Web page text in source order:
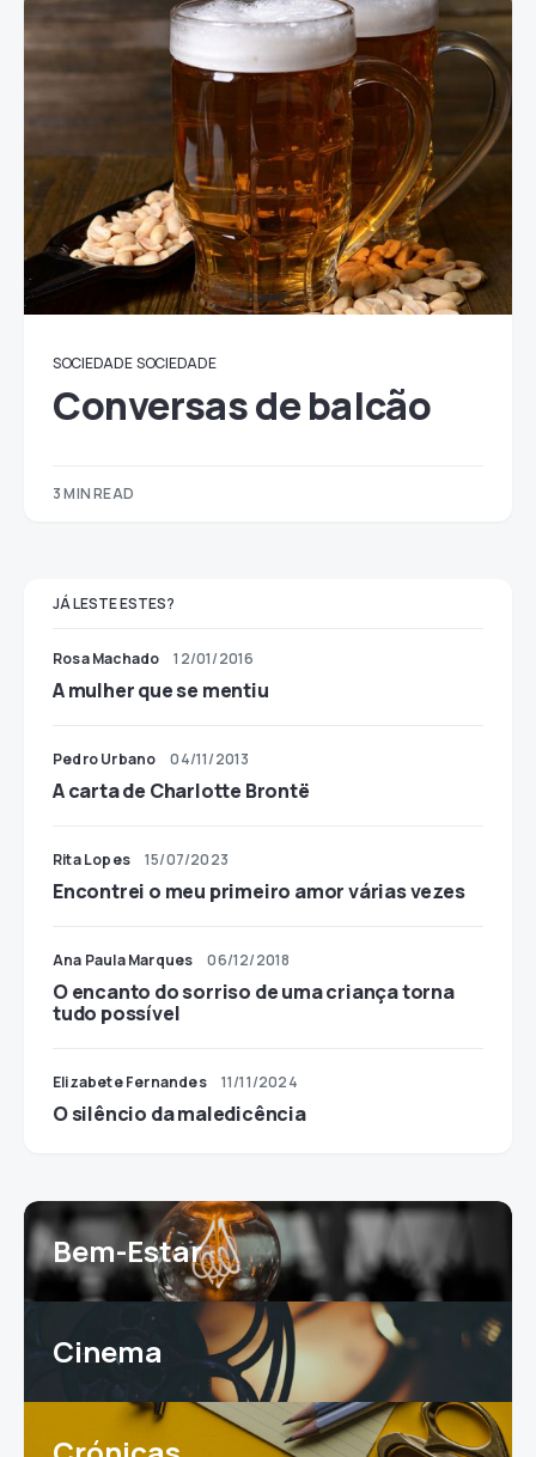
SOCIEDADE SOCIEDADE
Conversas de balcão
3 MIN READ
JÁ LESTE ESTES?
Rosa Machado 12/01/2016
A mulher que se mentiu
Pedro Urbano 04/11/2013
A carta de Charlotte Brontë
Rita Lopes 15/07/2023
Encontrei o meu primeiro amor várias vezes
Ana Paula Marques 06/12/2018
O encanto do sorriso de uma criança torna
tudo possível
Elizabete Fernandes 11/11/2024
O silêncio da maledicência
Bem-Estar
Cinema